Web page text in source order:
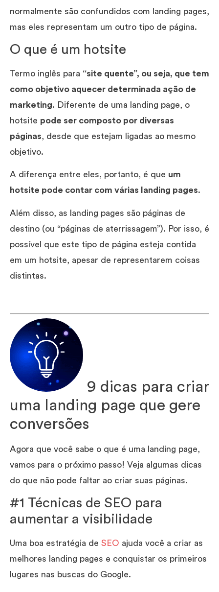
normalmente são confundidos com landing pages,
mas eles representam um outro tipo de página.
O que é um hotsite
Termo inglês para “site quente”, ou seja, que tem
como objetivo aquecer determinada ação de
marketing. Diferente de uma landing page, o
hotsite pode ser composto por diversas
páginas, desde que estejam ligadas ao mesmo
objetivo.
A diferença entre eles, portanto, é que um
hotsite pode contar com várias landing pages.
Além disso, as landing pages são páginas de
destino (ou “páginas de aterrissagem”). Por isso, é
possível que este tipo de página esteja contida
em um hotsite, apesar de representarem coisas
distintas.
9 dicas para criar
uma landing page que gere
conversões
Agora que você sabe o que é uma landing page,
vamos para o próximo passo! Veja algumas dicas
do que não pode faltar ao criar suas páginas.
#1 Técnicas de SEO para
aumentar a visibilidade
Uma boa estratégia de SEO ajuda você a criar as
melhores landing pages e conquistar os primeiros
lugares nas buscas do Google.